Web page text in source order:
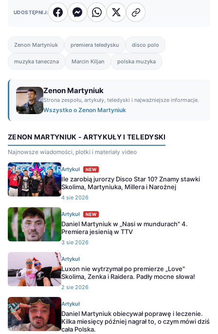
UDOSTĘPNIJ:
Zenon Martyniuk premiera teledysku disco polo
muzyka taneczna Marcin Kiljan polska muzyka
Zenon Martyniuk
Strona zespołu, artykuły, teledyski i najważniejsze informacje.
Wszystko o Zenon Martyniuk
ZENON MARTYNIUK - ARTYKUŁY I TELEDYSKI
Najnowsze wiadomości, plotki i materiały video
Artykuł NEW
Ile zarobią jurorzy Disco Star 10? Znamy stawki
Skolima, Martyniuka, Millera i Narożnej
4 sie 2026
Artykuł NEW
Daniel Martyniuk w „Nasi w mundurach" 4.
Premiera jesienią w TTV
3 sie 2026
Artykuł
Luxon nie wytrzymał po premierze „Love"
Skolima, Zenka i Raidera. Padły mocne słowa!
2 sie 2026
Artykuł
Daniel Martyniuk obiecywał poprawę i leczenie.
Kilka miesięcy później nagrał to, o czym mówi dziś
cała Polska.